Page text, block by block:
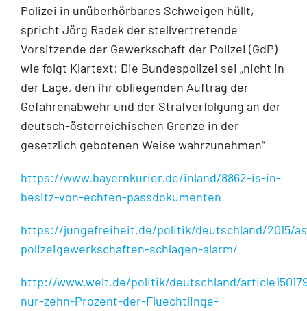
Polizei in unüberhörbares Schweigen hüllt,
spricht Jörg Radek der stellvertretende
Vorsitzende der Gewerkschaft der Polizei (GdP)
wie folgt Klartext: Die Bundespolizei sei „nicht in
der Lage, den ihr obliegenden Auftrag der
Gefahrenabwehr und der Strafverfolgung an der
deutsch-österreichischen Grenze in der
gesetzlich gebotenen Weise wahrzunehmen“
https://www.bayernkurier.de/inland/8862-is-in-
besitz-von-echten-passdokumenten
https://jungefreiheit.de/politik/deutschland/2015/
polizeigewerkschaften-schlagen-alarm/
http://www.welt.de/politik/deutschland/
nur-zehn-Prozent-der-Fluechtlinge-